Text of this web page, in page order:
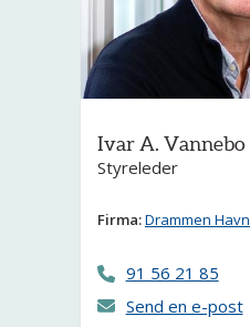
Ivar A. Vannebo
Styreleder
Firma:Drammen Havn
91 56 21 85
Send en e-post